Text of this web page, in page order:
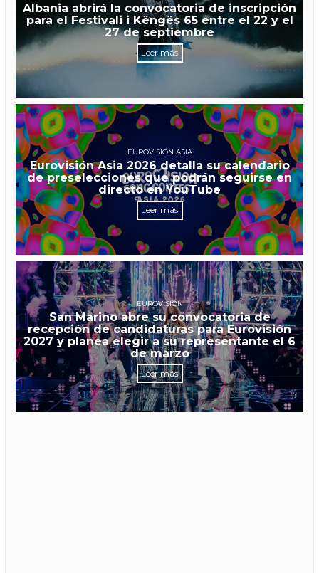
Albania abrirá la convocatoria de inscripción
para el Festivali i Këngës 65 entre el 22 y el
27 de septiembre
Leer más
EUROVISIÓN ASIA
Eurovisión Asia 2026 detalla su calendario
de preselecciones que podrán seguirse en
directo en YouTube
Leer más
EUROVISIÓN
San Marino abre su convocatoria de
recepción de candidaturas para Eurovisión
2027 y planea elegir a su representante el 6
de marzo
Leer más